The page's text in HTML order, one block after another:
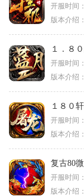
开服时间：
版本介绍：
１．８
开服时间：
版本介绍：
１８０
开服时间：
版本介绍：
复古80
开服时间：
版本介绍：